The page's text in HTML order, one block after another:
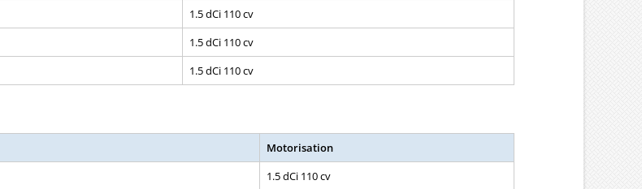
1.5 dCi 110 cv
1.5 dCi 110 cv
1.5 dCi 110 cv
Motorisation
1.5 dCi 110 cv